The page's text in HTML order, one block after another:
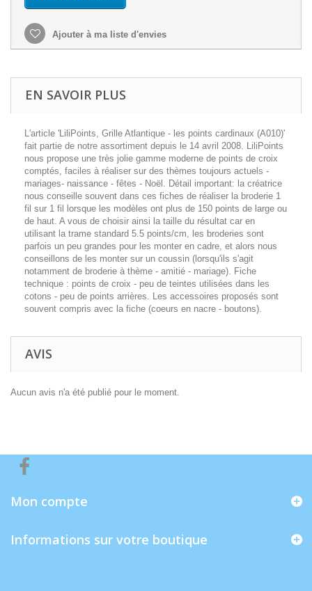
Ajouter à ma liste d'envies
EN SAVOIR PLUS
L'article 'LiliPoints, Grille Atlantique - les points cardinaux (A010)'
fait partie de notre assortiment depuis le 14 avril 2008. LiliPoints
nous propose une très jolie gamme moderne de points de croix
comptés, faciles à réaliser sur des thèmes toujours actuels -
mariages- naissance - fêtes - Noël. Détail important: la créatrice
nous conseille souvent dans ces fiches de réaliser la broderie 1
fil sur 1 fil lorsque les modèles ont plus de 150 points de large ou
de haut. A vous de choisir ainsi la taille du résultat car en
utilisant la trame standard 5.5 points/cm, les broderies sont
parfois un peu grandes pour les monter en cadre, et alors nous
conseillons de les monter sur un coussin (lorsqu'ils s'agit
notamment de broderie à thème - amitié - mariage). Fiche
technique : points de croix - peu de teintes utilisées dans les
cotons - peu de points arrières. Les accessoires proposés sont
souvent compris avec la fiche (coeurs en nacre - boutons).
AVIS
Aucun avis n'a été publié pour le moment.
Mon compte
Informations sur votre boutique